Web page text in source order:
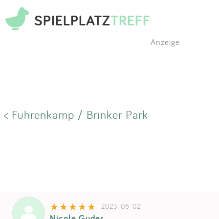
SPIELPLATZTREFF
Anzeige
< Fuhrenkamp / Brinker Park
2023-06-02